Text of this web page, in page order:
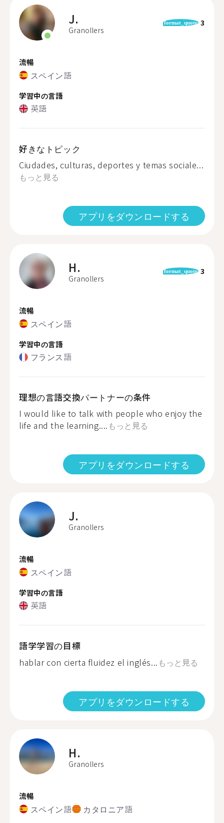
J.
Granollers
format_quote 3
流暢
スペイン語
学習中の言語
英語
好きなトピック
Ciudades, culturas, deportes y temas sociale...
もっと見る
アプリをダウンロードする
H.
Granollers
format_quote 3
流暢
スペイン語
学習中の言語
フランス語
理想の言語交換パートナーの条件
I would like to talk with people who enjoy the
life and the learning.... もっと見る
アプリをダウンロードする
J.
Granollers
流暢
スペイン語
学習中の言語
英語
語学学習の目標
hablar con cierta fluidez el inglés... もっと見る
アプリをダウンロードする
H.
Granollers
流暢
スペイン語 カタロニア語